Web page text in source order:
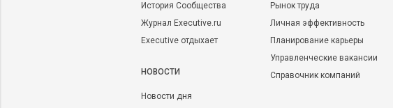
История Сообщества
Журнал Executive.ru
Executive отдыхает
НОВОСТИ
Новости дня
Рынок труда
Личная эффективность
Планирование карьеры
Управленческие вакансии
Справочник компаний